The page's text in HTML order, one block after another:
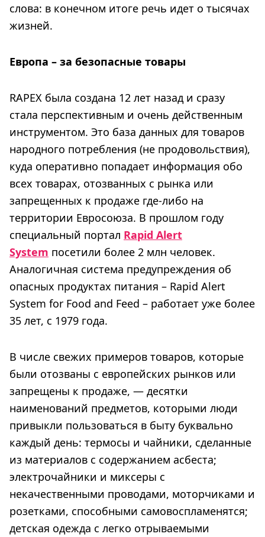
слова: в конечном итоге речь идет о тысячах
жизней.
Европа – за безопасные товары
RAPEX была создана 12 лет назад и сразу
стала перспективным и очень действенным
инструментом. Это база данных для товаров
народного потребления (не продовольствия),
куда оперативно попадает информация обо
всех товарах, отозванных с рынка или
запрещенных к продаже где-либо на
территории Евросоюза. В прошлом году
специальный портал Rapid Alert
System посетили более 2 млн человек.
Аналогичная система предупреждения об
опасных продуктах питания – Rapid Alert
System for Food and Feed – работает уже более
35 лет, с 1979 года.
В числе свежих примеров товаров, которые
были отозваны с европейских рынков или
запрещены к продаже, — десятки
наименований предметов, которыми люди
привыкли пользоваться в быту буквально
каждый день: термосы и чайники, сделанные
из материалов с содержанием асбеста;
электрочайники и миксеры с
некачественными проводами, моторчиками и
розетками, способными самовоспламенятся;
детская одежда с легко отрываемыми